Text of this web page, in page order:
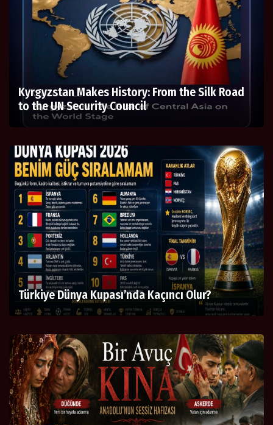
Kyrgyzstan Makes History: From the Silk Road
to the UN Security Council
Türkiye Dünya Kupası’nda Kaçıncı Olur?